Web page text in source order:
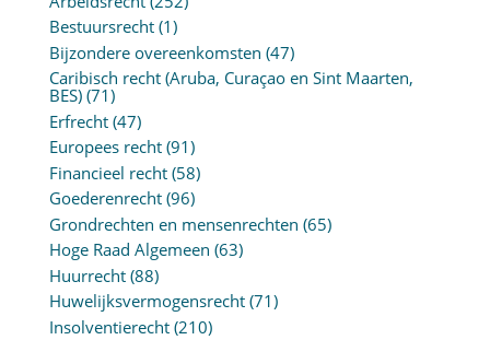
Bestuursrecht(1)
Bijzondere overeenkomsten (47)
Caribisch recht (Aruba, Curaçao en Sint Maarten,
BES)(71)
Erfrecht(47)
Europees recht(91)
Financieel recht(58)
Goederenrecht(96)
Grondrechten en mensenrechten (65)
Hoge Raad Algemeen (63)
Huurrecht(88)
Huwelijksvermogensrecht(71)
Insolventierecht(210)